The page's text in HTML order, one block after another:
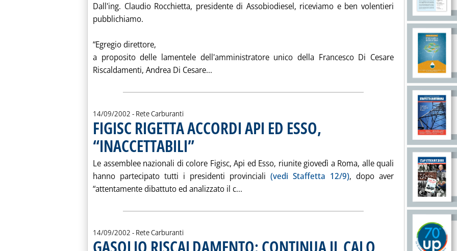
Dall'ing. Claudio Rocchietta, presidente di Assobiodiesel, riceviamo e ben volentieri
pubblichiamo.
“Egregio direttore,
a proposito delle lamentele dell'amministratore unico della Francesco Di Cesare
Riscaldamenti, Andrea Di Cesare... Leggi tutta la notizia: 'O.C. 0,3%, BIODIESEL E... METANO'
14/09/2002 - Rete Carburanti
FIGISC RIGETTA ACCORDI API ED ESSO,
“INACCETTABILI”. Pubblicata sabato 14 settembre 2002 alle 15.42.
Le assemblee nazionali di colore Figisc, Api ed Esso, riunite giovedì a Roma, alle quali
hanno partecipato tutti i presidenti provinciali (vedi Staffetta 12/9), dopo aver
“attentamente dibattuto ed analizzato il c... Leggi tutta la notizia: 'FIGISC RIGETTA ACCORDI API ED
14/09/2002 - Rete Carburanti